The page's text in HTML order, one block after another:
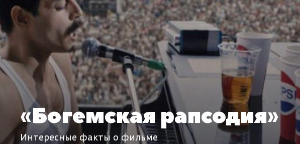
«Богемская рапсодия»
Интересные факты о фильме